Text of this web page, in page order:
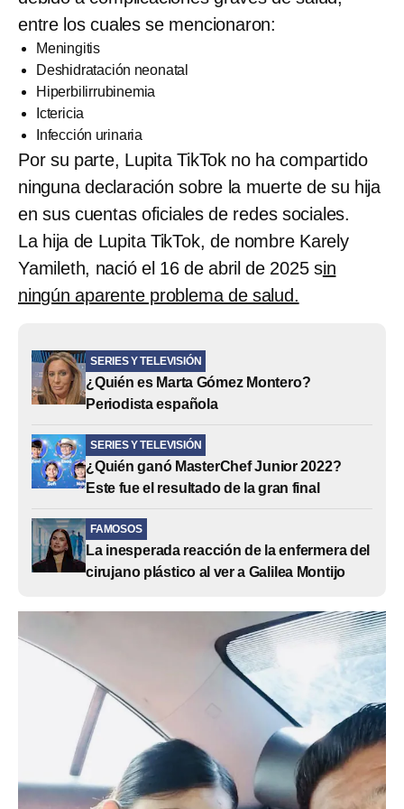
entre los cuales se mencionaron:
Meningitis
Deshidratación neonatal
Hiperbilirrubinemia
Ictericia
Infección urinaria
Por su parte, Lupita TikTok no ha compartido
ninguna declaración sobre la muerte de su hija
en sus cuentas oficiales de redes sociales.
La hija de Lupita TikTok, de nombre Karely
Yamileth, nació el 16 de abril de 2025 sin
ningún aparente problema de salud.
SERIES Y TELEVISIÓN
¿Quién es Marta Gómez Montero?
Periodista española
SERIES Y TELEVISIÓN
¿Quién ganó MasterChef Junior 2022?
Este fue el resultado de la gran final
FAMOSOS
La inesperada reacción de la enfermera del
cirujano plástico al ver a Galilea Montijo